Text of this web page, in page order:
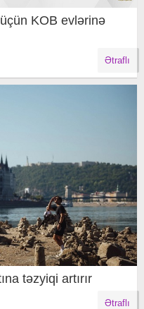
KOB evlərinə
Ətraflı
təzyiqi artırır
Ətraflı